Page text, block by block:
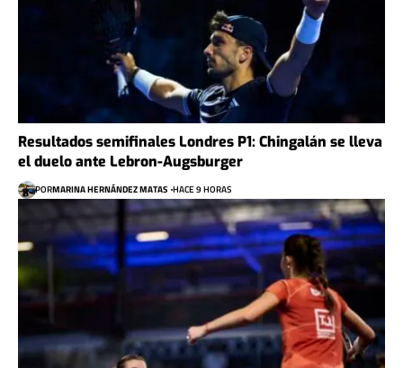
Resultados semifinales Londres P1: Chingalán se lleva
el duelo ante Lebron-Augsburger
PORMARINA HERNÁNDEZ MATAS HACE 9 HORAS